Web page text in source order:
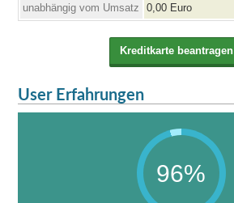
unabhängig vom Umsatz 0,00 Euro
User Erfahrungen
96%